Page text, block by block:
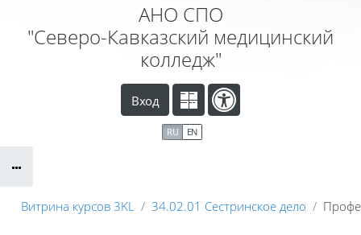
АНО СПО
"Северо-Кавказский медицинский
колледж"
Вход
RU EN
Витрина курсов 3KL 34.02.01 Сестринское дело